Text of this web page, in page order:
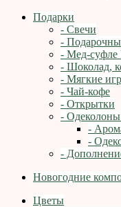
Подарки
- Свечи
-
- Мед-суфле
- Шоколад,
- Мягкие
- Чай-кофе
- Открытки
- Одеколоны
-
-
-
Новогодние
Цветы